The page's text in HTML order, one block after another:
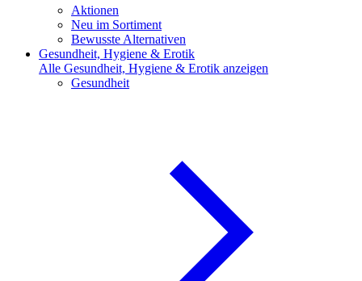
Aktionen
Neu im Sortiment
Bewusste Alternativen
Gesundheit, Hygiene & Erotik
Alle Gesundheit, Hygiene & Erotik anzeigen
Gesundheit